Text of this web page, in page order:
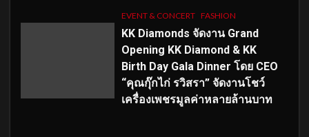
EVENT & CONCERT FASHION
KK Diamonds จัดงาน Grand
Opening KK Diamond & KK
Birth Day Gala Dinner โดย CEO
“คุณกุ๊กไก่ รวิสรา” จัดงานโชว์
เครื่องเพชรมูลค่าหลายล้านบาท